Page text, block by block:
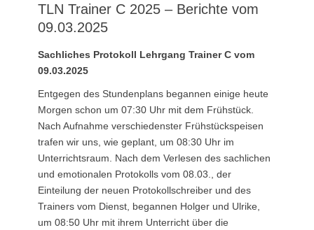
TLN Trainer C 2025 – Berichte vom
09.03.2025
Sachliches Protokoll Lehrgang Trainer C vom
09.03.2025
Entgegen des Stundenplans begannen einige heute
Morgen schon um 07:30 Uhr mit dem Frühstück.
Nach Aufnahme verschiedenster Frühstückspeisen
trafen wir uns, wie geplant, um 08:30 Uhr im
Unterrichtsraum. Nach dem Verlesen des sachlichen
und emotionalen Protokolls vom 08.03., der
Einteilung der neuen Protokollschreiber und des
Trainers vom Dienst, begannen Holger und Ulrike,
um 08:50 Uhr mit ihrem Unterricht über die